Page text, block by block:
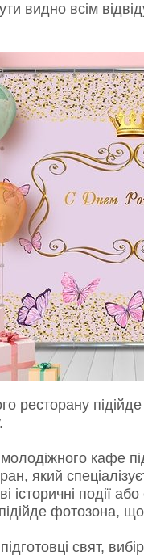
видно всім
ресторану
кафе
який
історичні події
підійде фотозона,
свят,